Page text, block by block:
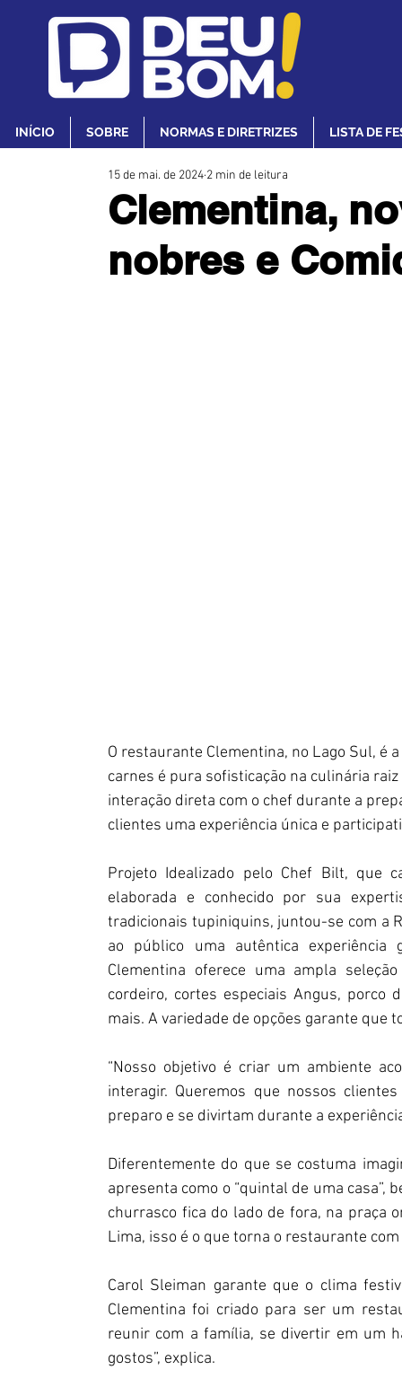
INÍCIO SOBRE NORMAS E DIRETRIZES LISTA DE
Clementina,
nobres e
15 de mai. de 2024 2 min de leitura
O restaurante Clementina, no Lago Sul, é
carnes é pura sofisticação na culinária
interação direta com o chef durante a
clientes uma experiência única e
Projeto Idealizado pelo Chef Bilt, que
elaborada e conhecido por sua
tradicionais tupiniquins, juntou-se com a
ao público uma autêntica experiência
Clementina oferece uma ampla
cordeiro, cortes especiais Angus, porco
mais. A variedade de opções garante que
“Nosso objetivo é criar um ambiente
interagir. Queremos que nossos
preparo e se divirtam durante a
Diferentemente do que se costuma
apresenta como o “quintal de uma casa”,
churrasco fica do lado de fora, na praça
Lima, isso é o que torna o restaurante
Carol Sleiman garante que o clima
Clementina foi criado para ser um
reunir com a família, se divertir em um
gostos”, explica.